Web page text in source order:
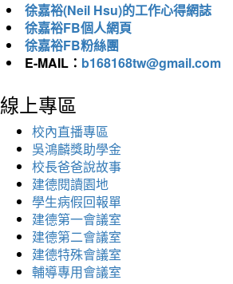
徐嘉裕(Neil Hsu)的工作心得網誌
徐嘉裕FB個人網頁
徐嘉裕FB粉絲團
E-MAIL： b168168tw@gmail.com
線上專區
校內直播專區
吳鴻麟獎助學金
校長爸爸說故事
建德閱讀園地
學生病假回報單
建德第一會議室
建德第二會議室
建德特殊會議室
輔導專用會議室